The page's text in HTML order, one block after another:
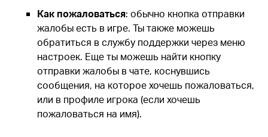
Как пожаловаться: обычно кнопка отправки
жалобы есть в игре. Ты также можешь
обратиться в службу поддержки через меню
настроек. Еще ты можешь найти кнопку
отправки жалобы в чате, коснувшись
сообщения, на которое хочешь пожаловаться,
или в профиле игрока (если хочешь
пожаловаться на имя).